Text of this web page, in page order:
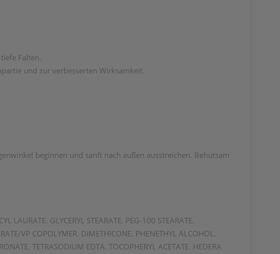
Falten.
und zur verbesserten Wirksamkeit.
beginnen und sanft nach außen ausstreichen. Behutsam
LAURATE. GLYCERYL STEARATE. PEG-100 STEARATE.
VP COPOLYMER. DIMETHICONE. PHENETHYL ALCOHOL.
TETRASODIUM EDTA. TOCOPHERYL ACETATE. HEDERA